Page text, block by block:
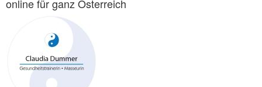
online für ganz Österreich